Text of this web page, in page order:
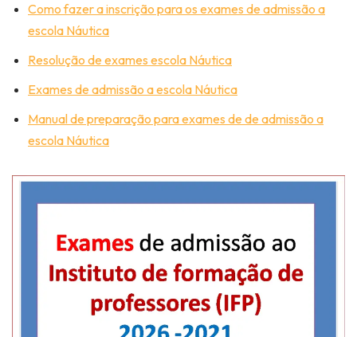
Como fazer a inscrição para os exames de admissão a
escola Náutica
Resolução de exames escola Náutica
Exames de admissão a escola Náutica
Manual de preparação para exames de de admissão a
escola Náutica